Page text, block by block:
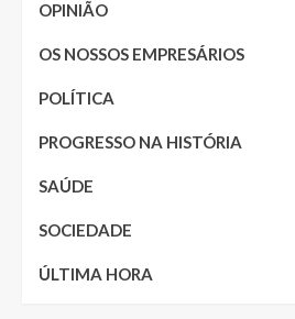
OPINIÃO
OS NOSSOS EMPRESÁRIOS
POLÍTICA
PROGRESSO NA HISTÓRIA
SAÚDE
SOCIEDADE
ÚLTIMA HORA